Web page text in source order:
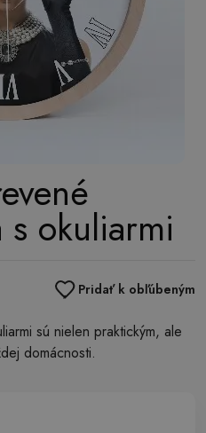
okuliarmi
Pridať k obľúbeným
sú nielen praktickým, ale
domácnosti.